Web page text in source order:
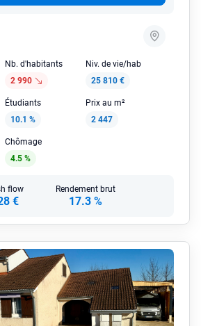
Nb. d'habitants
2 990
Niv. de vie/hab
25 810 €
Étudiants
10.1 %
Prix au m²
2 447
Chômage
4.5 %
flow
€
Rendement brut
17.3 %